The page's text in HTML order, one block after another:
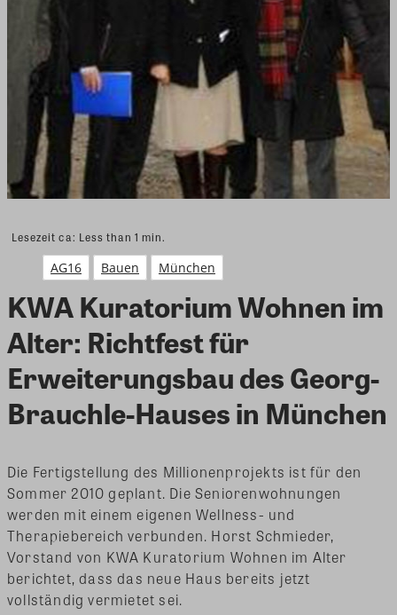
Lesezeit ca: Less than 1 min.
AG16 Bauen München
KWA Kuratorium Wohnen im
Alter: Richtfest für
Erweiterungsbau des Georg-
Brauchle-Hauses in München
Die Fertigstellung des Millionenprojekts ist für den
Sommer 2010 geplant. Die Seniorenwohnungen
werden mit einem eigenen Wellness- und
Therapiebereich verbunden. Horst Schmieder,
Vorstand von KWA Kuratorium Wohnen im Alter
berichtet, dass das neue Haus bereits jetzt
vollständig vermietet sei.